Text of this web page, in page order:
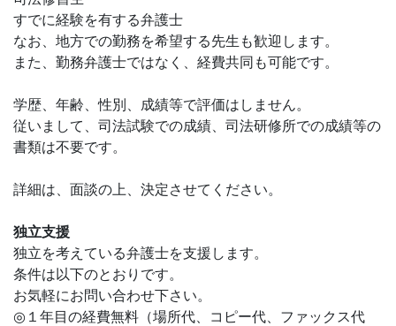
すでに経験を有する弁護士
なお、地方での勤務を希望する先生も歓迎します。
また、勤務弁護士ではなく、経費共同も可能です。
学歴、年齢、性別、成績等で評価はしません。
従いまして、司法試験での成績、司法研修所での成績等の
書類は不要です。
詳細は、面談の上、決定させてください。
独立支援
独立を考えている弁護士を支援します。
条件は以下のとおりです。
お気軽にお問い合わせ下さい。
◎１年目の経費無料（場所代、コピー代、ファックス代